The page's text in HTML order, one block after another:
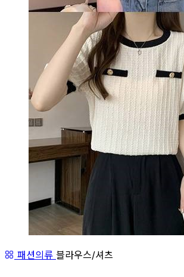
패션의류 블라우스/셔츠